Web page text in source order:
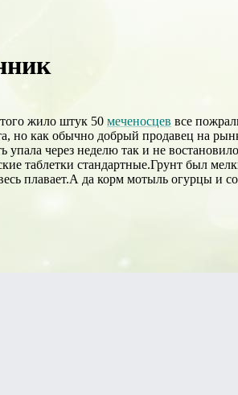
жило штук 50 меченосцев все
но как обычно добрый продавец на
упала через неделю так и не
таблетки стандартные.Грунт был
плавает.А да корм мотыль огурцы